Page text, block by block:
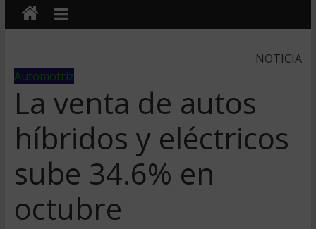
NOTICIA
Automotriz
La venta de autos
híbridos y eléctricos
sube 34.6% en
octubre